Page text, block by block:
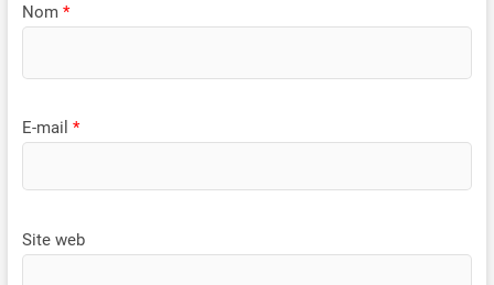
Nom *
E-mail *
Site web